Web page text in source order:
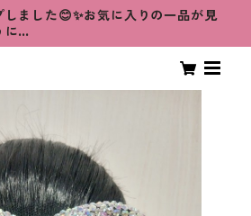
しました😊✨お気に入りの一品が見
に…